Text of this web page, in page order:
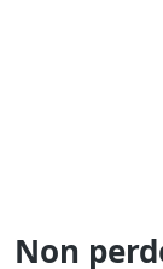
Non